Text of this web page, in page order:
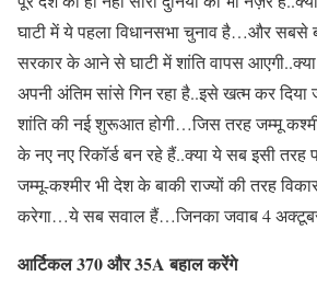
घाटी में ये पहला विधानसभा चुनाव है…और सबसे
सरकार के आने से घाटी में शांति वापस
अपनी अंतिम सांसे गिन रहा है..इसे खत्म कर दिया
शांति की नई शुरूआत होगी…जिस तरह जम्मू
के नए नए रिकॉर्ड बन रहे हैं..क्या ये सब इसी तरह
जम्मू-कश्मीर भी देश के बाकी राज्यों की तरह
करेगा…ये सब सवाल हैं…जिनका जवाब 4
आर्टिकल 370 और 35A बहाल करेंगे